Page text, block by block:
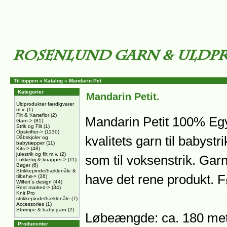
Til toppen » Katalog » Mandarin Pet
Kategorier
Uldprodukter færdigvarer
m.v. (1)
Filt & Karteflor(2)
Garn-> (81)
Strik og Filt (1)
Opskrifter-> (1130)
Dåbskjoler og
babytæpper(11)
Kits-> (48)
julestrik og filt m.v. (2)
Lukketøj & knapper-> (11)
Bøger(6)
Strikkepinde/hæklenåle &
tilbehø-> (36)
Wilfert´s design (44)
Rest marked-> (34)
Knit Pro
strikkepinde/hæklenåle (7)
Accessories (1)
Strømpe & baby garn (2)
Producenter
Mandarin Petit.
Mandarin Petit 100%
kvalitets garn til
som til voksenstrik.
have det rene produkt.
Løbeængde: ca. 180